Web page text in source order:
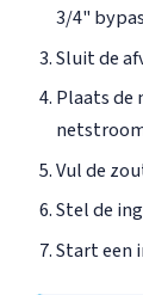
3/4"
Sluit de
Plaats de
Vul de
Stel de
Start een